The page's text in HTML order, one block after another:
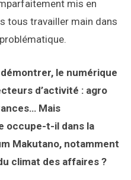
mis en
tous travailler main dans
le numérique
d’activité : agro
Mais
occupe-t-il dans la
Makutano, notamment
climat des affaires ?